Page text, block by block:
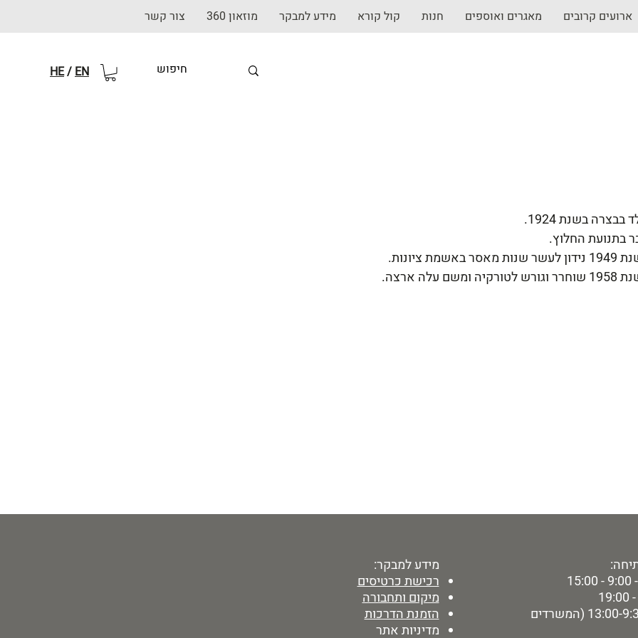
ארועים קרובים מאגרים ואוספים חנות קול קורא מידע למבקר מוזאון 360 צור קשר
HE/EN
בבצרה בשנת 1924.
בתנועת החלוץ.
מאסר באשמת ציונות.
ומשם עלה ארצה.
מידע למבקר:
רכישת כרטיסים
מיקום ותחבורה
הזמנת הדרכות
מדיניות אתר
ימי ו' - 13:00-9:30 (המשרדים